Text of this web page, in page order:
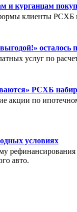
и курганцам
клиенты РСХБ
осталось
услуг по
РСХБ
акции по
условиях
авто.